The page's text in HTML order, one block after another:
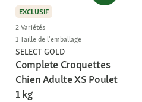
EXCLUSIF
2 Variétés
1 Taille de l'emballage
SELECT GOLD
Complete Croquettes
Chien Adulte XS Poulet
1 kg